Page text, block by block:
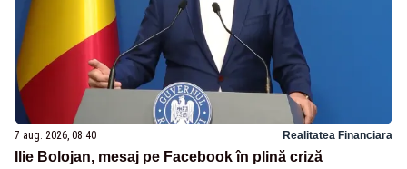
7 aug. 2026, 08:40 Realitatea Financiara
Ilie Bolojan, mesaj pe Facebook în plină criză